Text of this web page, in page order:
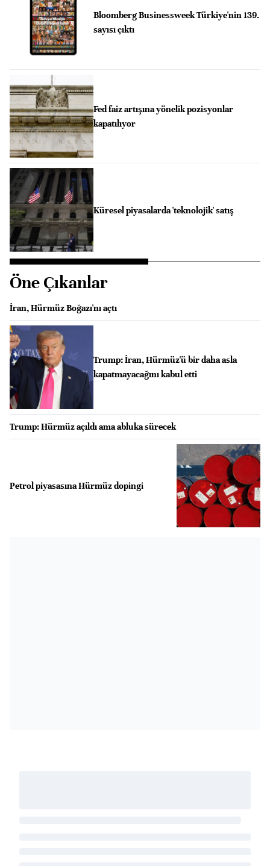
Bloomberg Businessweek Türkiye'nin 139.
sayısı çıktı
Fed faiz artışına yönelik pozisyonlar
kapatılıyor
Küresel piyasalarda 'teknolojik' satış
Öne Çıkanlar
İran, Hürmüz Boğazı'nı açtı
Trump: İran, Hürmüz'ü bir daha asla
kapatmayacağını kabul etti
Trump: Hürmüz açıldı ama abluka sürecek
Petrol piyasasına Hürmüz dopingi